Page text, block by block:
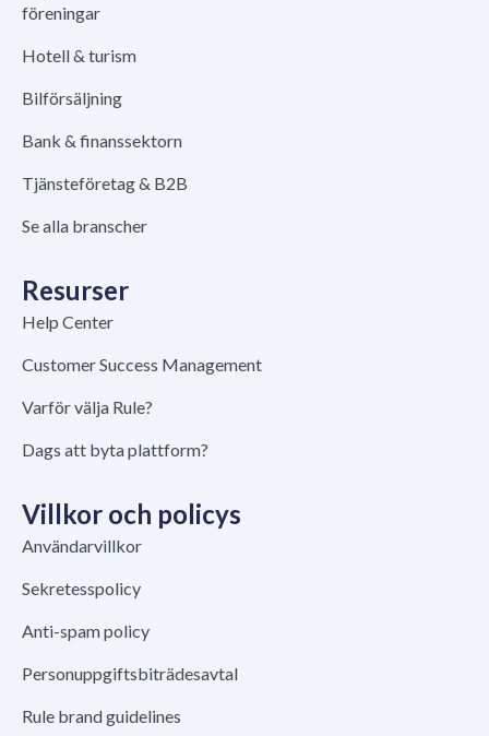
föreningar
Hotell & turism
Bilförsäljning
Bank & finanssektorn
Tjänsteföretag & B2B
Se alla branscher
Resurser
Help Center
Customer Success Management
Varför välja Rule?
Dags att byta plattform?
Villkor och policys
Användarvillkor
Sekretesspolicy
Anti-spam policy
Personuppgiftsbiträdesavtal
Rule brand guidelines